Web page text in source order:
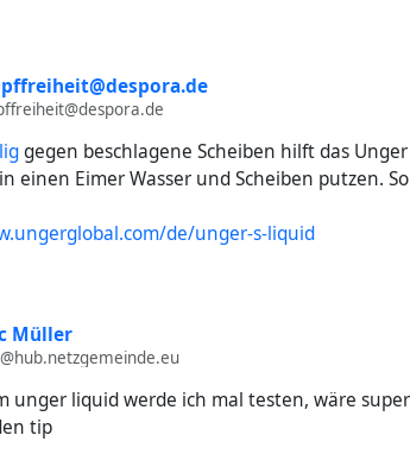
gegen beschlagene Scheiben hilft das
einen Eimer Wasser und Scheiben putzen.
de/unger-s-liquid
Müller
unger liquid werde ich mal testen, wäre
tip